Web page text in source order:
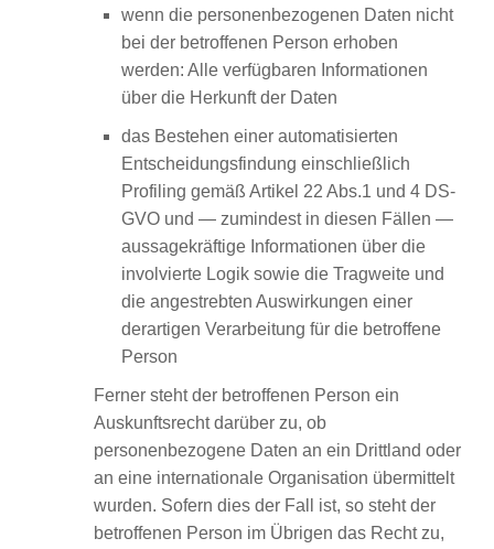
wenn die personenbezogenen Daten nicht
bei der betroffenen Person erhoben
werden: Alle verfügbaren Informationen
über die Herkunft der Daten
das Bestehen einer automatisierten
Entscheidungsfindung einschließlich
Profiling gemäß Artikel 22 Abs.1 und 4 DS-
GVO und — zumindest in diesen Fällen —
aussagekräftige Informationen über die
involvierte Logik sowie die Tragweite und
die angestrebten Auswirkungen einer
derartigen Verarbeitung für die betroffene
Person
Ferner steht der betroffenen Person ein
Auskunftsrecht darüber zu, ob
personenbezogene Daten an ein Drittland oder
an eine internationale Organisation übermittelt
wurden. Sofern dies der Fall ist, so steht der
betroffenen Person im Übrigen das Recht zu,